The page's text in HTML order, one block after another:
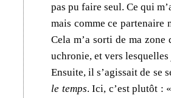
pas pu faire seul. Ce qui
mais comme ce partenaire
Cela m’a sorti de ma
uchronie, et vers
Ensuite, il s’agissait de se
le temps. Ici, c’est plutôt :